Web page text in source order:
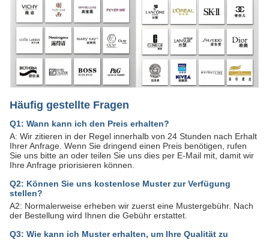
Häufig gestellte Fragen
Q1: Wann kann ich den Preis erhalten?
A: Wir zitieren in der Regel innerhalb von 24 Stunden nach Erhalt
Ihrer Anfrage. Wenn Sie dringend einen Preis benötigen, rufen
Sie uns bitte an oder teilen Sie uns dies per E-Mail mit, damit wir
Ihre Anfrage priorisieren können.
Q2: Können Sie uns kostenlose Muster zur Verfügung
stellen?
A2: Normalerweise erheben wir zuerst eine Mustergebühr. Nach
der Bestellung wird Ihnen die Gebühr erstattet.
Q3: Wie kann ich Muster erhalten, um Ihre Qualität zu